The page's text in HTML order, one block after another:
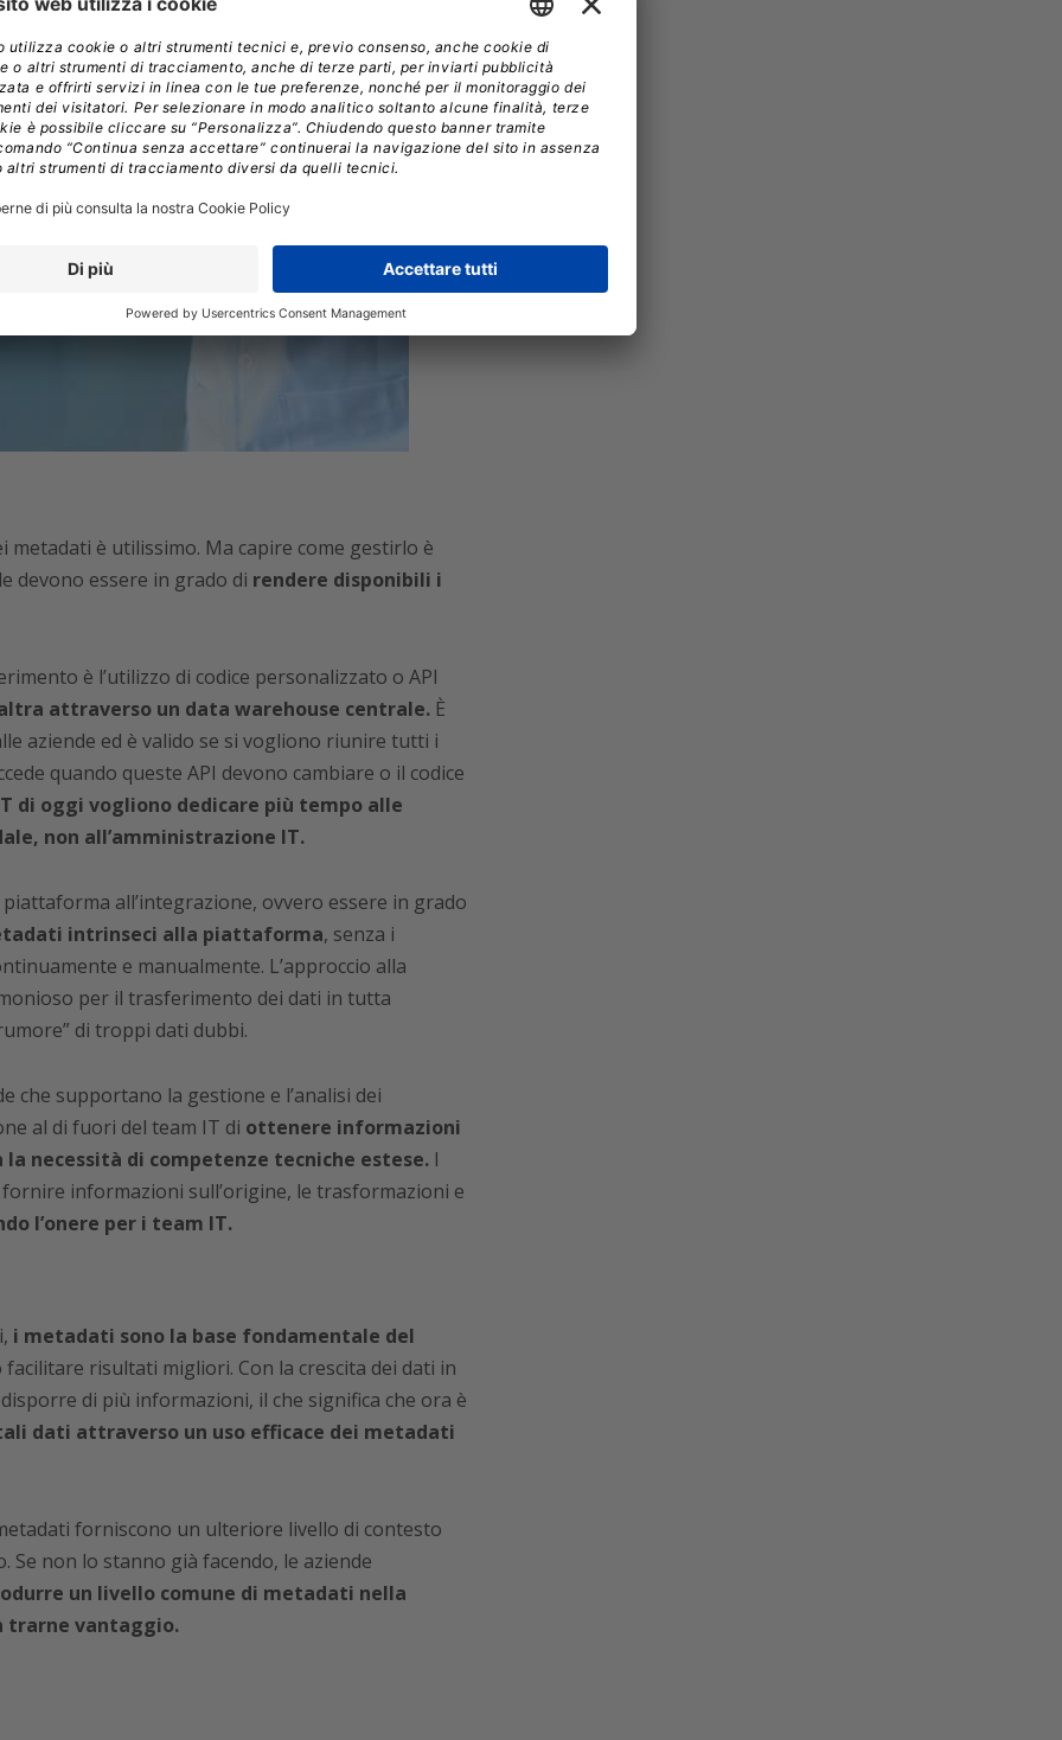
metadati è utilissimo. Ma capire come gestirlo è
devono essere in grado di rendere disponibili i
è l’utilizzo di codice personalizzato o API
attraverso un data warehouse centrale.È
aziende ed è valido se si vogliono riunire tutti i
quando queste API devono cambiare o il codice
di oggi vogliono dedicare più tempo alle
non all’amministrazione IT.
all’integrazione, ovvero essere in grado
intrinseci alla piattaforma, senza i
e manualmente. L’approccio alla
per il trasferimento dei dati in tutta
di troppi dati dubbi.
che supportano la gestione e l’analisi dei
al di fuori del team IT di ottenere informazioni
necessità di competenze tecniche estese.I
informazioni sull’origine, le trasformazioni e
l’onere per i team IT.
i metadati sono la base fondamentale del
risultati migliori. Con la crescita dei dati in
di più informazioni, il che significa che ora è
dati attraverso un uso efficace dei metadati
forniscono un ulteriore livello di contesto
Se non lo stanno già facendo, le aziende
un livello comune di metadati nella
trarne vantaggio.